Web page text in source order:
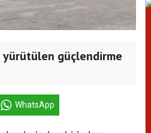
yürütülen güçlendirme
WhatsApp